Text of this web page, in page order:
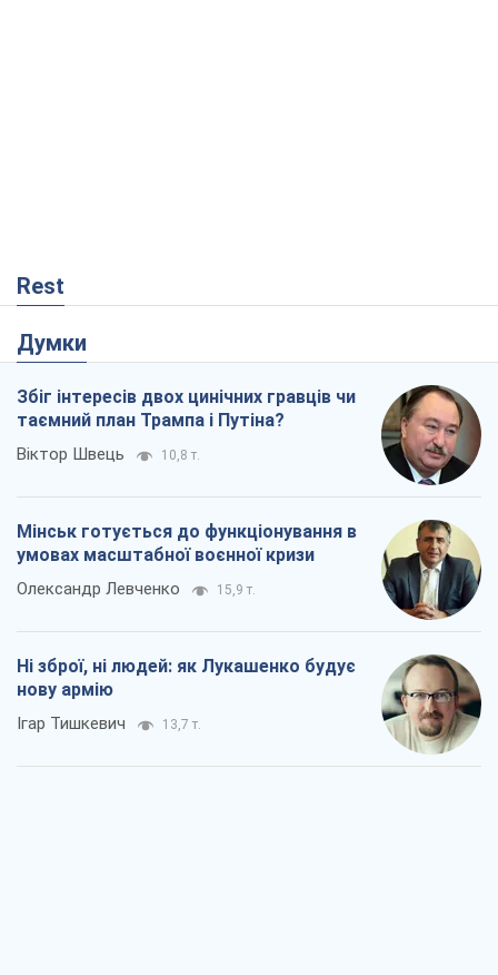
Rest
Думки
Збіг інтересів двох цинічних гравців чи
таємний план Трампа і Путіна?
Віктор Швець 10,8 т.
Мінськ готується до функціонування в
умовах масштабної воєнної кризи
Олександр Левченко 15,9 т.
Ні зброї, ні людей: як Лукашенко будує
нову армію
Ігар Тишкевич 13,7 т.